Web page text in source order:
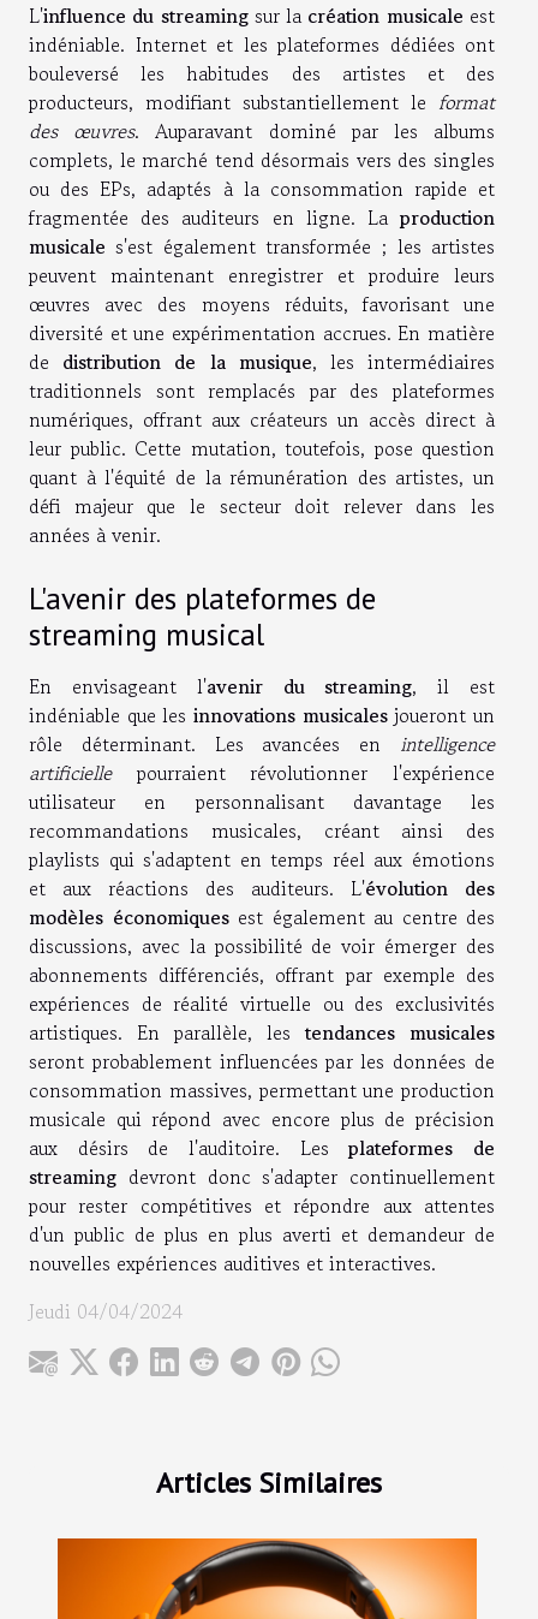
L'influence du streamingsur la création musicale est
indéniable. Internet et les plateformes dédiées ont
bouleversé les habitudes des artistes et des
producteurs, modifiant substantiellement le format
des œuvres. Auparavant dominé par les albums
complets, le marché tend désormais vers des singles
ou des EPs, adaptés à la consommation rapide et
fragmentée des auditeurs en ligne. La production
musicale s'est également transformée ; les artistes
peuvent maintenant enregistrer et produire leurs
œuvres avec des moyens réduits, favorisant une
diversité et une expérimentation accrues. En matière
de distribution de la musique, les intermédiaires
traditionnels sont remplacés par des plateformes
numériques, offrant aux créateurs un accès direct à
leur public. Cette mutation, toutefois, pose question
quant à l'équité de la rémunération des artistes, un
défi majeur que le secteur doit relever dans les
années à venir.
L'avenir des plateformes de
streaming musical
En envisageant l'avenir du streaming, il est
indéniable que les innovations musicalesjoueront un
rôle déterminant. Les avancées en intelligence
artificiellepourraient révolutionner l'expérience
utilisateur en personnalisant davantage les
recommandations musicales, créant ainsi des
playlists qui s'adaptent en temps réel aux émotions
et aux réactions des auditeurs. L'évolution des
modèles économiquesest également au centre des
discussions, avec la possibilité de voir émerger des
abonnements différenciés, offrant par exemple des
expériences de réalité virtuelle ou des exclusivités
artistiques. En parallèle, lestendances musicales
seront probablement influencées par les données de
consommation massives, permettant une production
musicale qui répond avec encore plus de précision
aux désirs de l'auditoire. Lesplateformes de
streaming devront donc s'adapter continuellement
pour rester compétitives et répondre aux attentes
d'un public de plus en plus averti et demandeur de
nouvelles expériences auditives et interactives.
Jeudi 04/04/2024
Articles Similaires